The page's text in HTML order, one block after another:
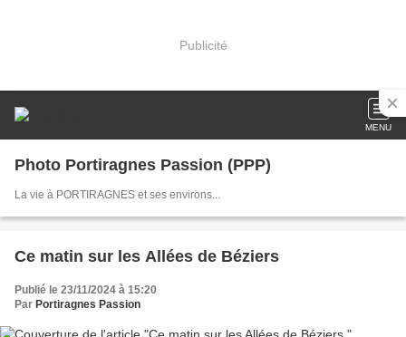
Publicité
MENU
Photo Portiragnes Passion (PPP)
La vie à PORTIRAGNES et ses environs...
Ce matin sur les Allées de Béziers
Publié le 23/11/2024 à 15:20
Par Portiragnes Passion